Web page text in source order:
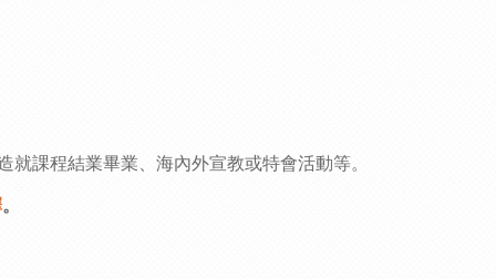
課程結業畢業、海內外宣教或特會活動等。
。